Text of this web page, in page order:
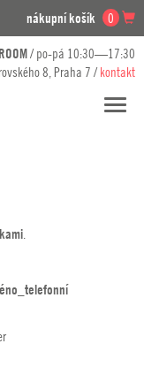
nákupní košík 0
/ po-pá 10:30—17:30
8, Praha 7 /kontakt